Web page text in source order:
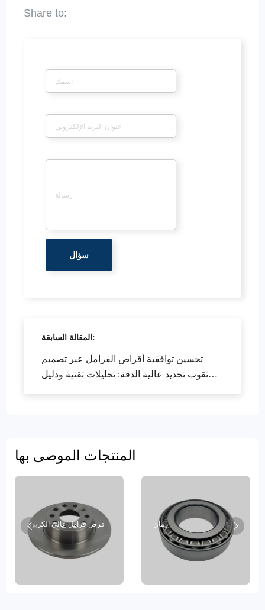
المقالة السابقة:
تحسين توافقية أقراص الفرامل عبر تصميم
ثقوب تحديد عالية الدقة: تحليلات تقنية ودليل
المنتجات الموصى بها
قرص فرامل عالي الكربون رمان